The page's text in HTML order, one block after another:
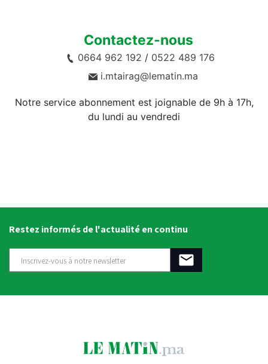
Contactez-nous
0664 962 192 / 0522 489 176
i.mtairag@lematin.ma
Notre service abonnement est joignable de 9h à 17h,
du lundi au vendredi
Restez informés de l'actualité en continu